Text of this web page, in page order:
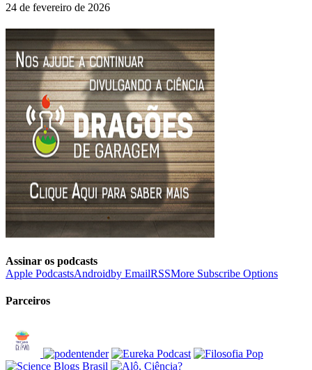
24 de fevereiro de 2026
Assinar os podcasts
Apple PodcastsAndroidby EmailRSSMore Subscribe Options
Parceiros